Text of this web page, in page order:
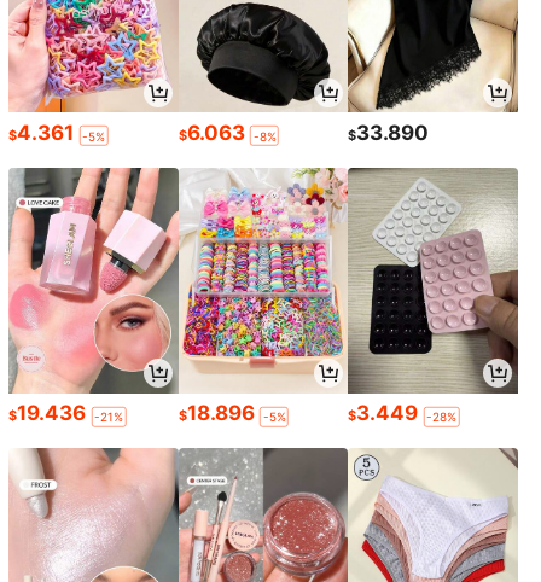
$4.361 -5% $6.063 -8% $33.890
$19.436 -21% $18.896 -5% $3.449 -28%